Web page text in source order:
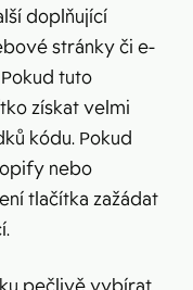
doplňující
stránky či e-
tuto
získat velmi
kódu. Pokud
nebo
tlačítka zažádat